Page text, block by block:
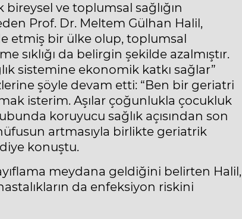
bireysel ve toplumsal sağlığın
Prof. Dr. Meltem Gülhan Halil,
etmiş bir ülke olup, toplumsal
sıklığı da belirgin şekilde azalmıştır.
sistemine ekonomik katkı sağlar”
şöyle devam etti: “Ben bir geriatri
isterim. Aşılar çoğunlukla çocukluk
koruyucu sağlık açısından son
artmasıyla birlikte geriatrik
konuştu.
meydana geldiğini belirten Halil,
da enfeksiyon riskini